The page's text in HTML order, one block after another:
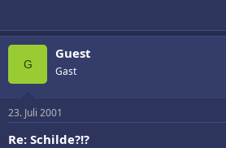
G
Guest
Gast
23. Juli 2001
Re: Schilde?!?